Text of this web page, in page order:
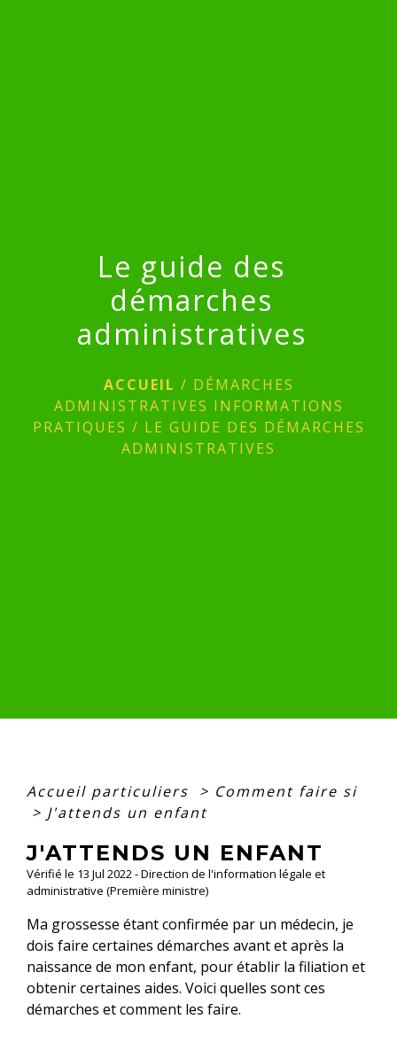
Le guide des
démarches
administratives
ACCUEIL / DÉMARCHES
ADMINISTRATIVES INFORMATIONS
PRATIQUES / LE GUIDE DES DÉMARCHES
ADMINISTRATIVES
Accueil particuliers > Comment faire si
> J'attends un enfant
J'ATTENDS UN ENFANT
Vérifié le 13 Jul 2022 - Direction de l'information légale et
administrative (Première ministre)
Ma grossesse étant confirmée par un médecin, je
dois faire certaines démarches avant et après la
naissance de mon enfant, pour établir la filiation et
obtenir certaines aides. Voici quelles sont ces
démarches et comment les faire.